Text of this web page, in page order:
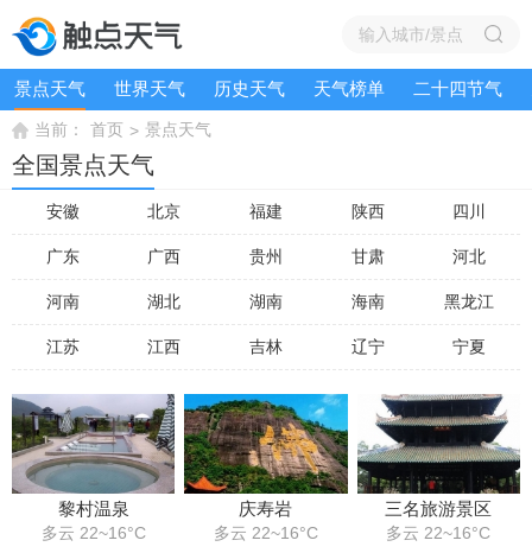
景点天气 世界天气 历史天气 天气榜单 二十四节气
当前： 首页 > 景点天气
全国景点天气
安徽 北京 福建 陕西 四川
广东 广西 贵州 甘肃 河北
河南 湖北 湖南 海南 黑龙江
江苏 江西 吉林 辽宁 宁夏
黎村温泉
多云 22~16°C
庆寿岩
多云 22~16°C
三名旅游景区
多云 22~16°C